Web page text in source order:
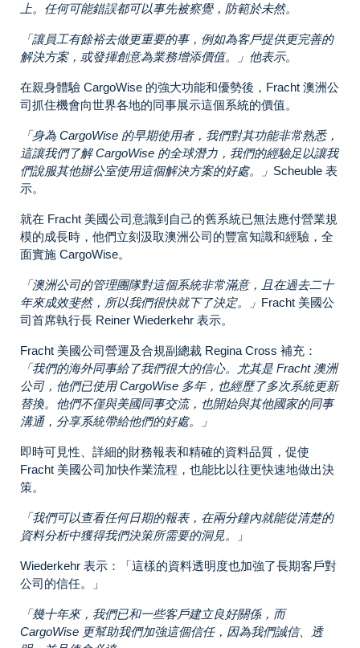
上。任何可能錯誤都可以事先被察覺，防範於未然。
「讓員工有餘裕去做更重要的事，例如為客戶提供更完善的
解決方案，或發揮創意為業務增添價值。」他表示。
在親身體驗 CargoWise 的強大功能和優勢後，Fracht 澳洲公
司抓住機會向世界各地的同事展示這個系統的價值。
「身為 CargoWise 的早期使用者，我們對其功能非常熟悉，
這讓我們了解 CargoWise 的全球潛力，我們的經驗足以讓我
們說服其他辦公室使用這個解決方案的好處。」 Scheuble 表
示。
就在 Fracht 美國公司意識到自己的舊系統已無法應付營業規
模的成長時，他們立刻汲取澳洲公司的豐富知識和經驗，全
面實施 CargoWise。
「澳洲公司的管理團隊對這個系統非常滿意，且在過去二十
年來成效斐然，所以我們很快就下了決定。」 Fracht 美國公
司首席執行長 Reiner Wiederkehr 表示。
Fracht 美國公司營運及合規副總裁 Regina Cross 補充：
「我們的海外同事給了我們很大的信心。尤其是 Fracht 澳洲
公司，他們已使用 CargoWise 多年，也經歷了多次系統更新
替換。他們不僅與美國同事交流，也開始與其他國家的同事
溝通，分享系統帶給他們的好處。」
即時可見性、詳細的財務報表和精確的資料品質，促使
Fracht 美國公司加快作業流程，也能比以往更快速地做出決
策。
「我們可以查看任何日期的報表，在兩分鐘內就能從清楚的
資料分析中獲得我們決策所需要的洞見。
」
Wiederkehr 表示：「這樣的資料透明度也加強了長期客戶對
公司的信任。」
「幾十年來，我們已和一些客戶建立良好關係，而
CargoWise 更幫助我們加強這個信任，因為我們誠信、透